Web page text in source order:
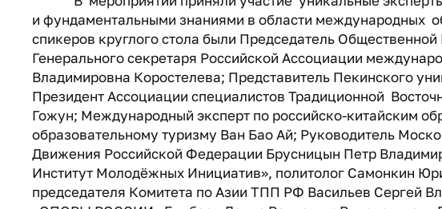
и фундаментальными знаниями в области международных
спикеров круглого стола были Председатель
Генерального секретаря Российской Ассоциации
Владимировна Коростелева; Представитель Пекинского
Президент Ассоциации специалистов Традиционной
Гожун; Международный эксперт по российско-китайским
образовательному туризму Ван Бао Ай; Руководитель
Движения Российской Федерации Брусницын Петр
Институт Молодёжных Инициатив», политолог Самонкин
председателя Комитета по Азии ТПП РФ Васильев Сергей